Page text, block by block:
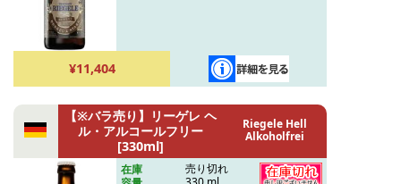
¥11,404
【※バラ売り】リーゲレ ヘ
ル・アルコールフリー
[330ml]
Riegele Hell
Alkoholfrei
在庫
売り切れ